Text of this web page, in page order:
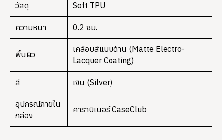
วัสดุ Soft TPU
ความหนา 0.2 ซม.
พื้นผิว
เคลือบสีแบบด้าน (Matte Electro-
Lacquer Coating)
สี เงิน (Silver)
อุปกรณ์ภายใน
กล่อง
คาราบิเนอร์ CaseClub